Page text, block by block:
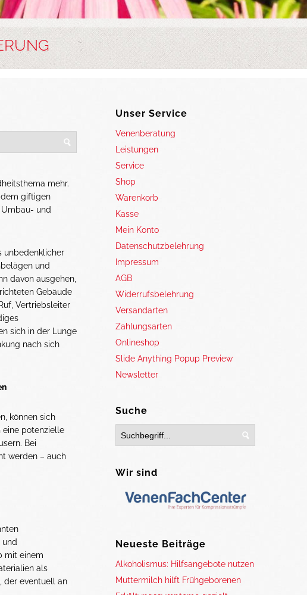
mehr.
dem giftigen
und
unbedenklicher
und
davon ausgehen,
Gebäude
Vertriebsleiter
sich in der Lunge
nach sich
können sich
eine potenzielle
Bei
werden – auch
mit einem
als
der eventuell an
Unser Service
Venenberatung
Leistungen
Service
Shop
Warenkorb
Kasse
Mein Konto
Datenschutzbelehrung
Impressum
AGB
Widerrufsbelehrung
Versandarten
Zahlungsarten
Onlineshop
Slide Anything Popup Preview
Newsletter
Suche
Wir sind
Neueste Beiträge
Alkoholismus: Hilfsangebote nutzen
Muttermilch hilft Frühgeborenen